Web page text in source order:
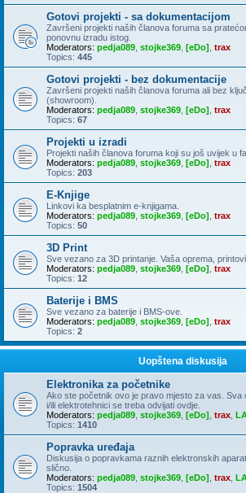
Gotovi projekti - sa dokumentacijom
Završeni projekti naših članova foruma sa
ponovnu izradu istog.
Moderators: pedja089 stojke369 [eDo] trax
Topics: 445
Gotovi projekti - bez dokumentacije
Završeni projekti naših članova foruma ali bez
(showroom).
Moderators: pedja089 stojke369 [eDo] trax
Topics: 67
Projekti u izradi
Projekti naših članova foruma koji su još uvijek u
Moderators: pedja089 stojke369 [eDo] trax
Topics: 203
E-Knjige
Linkovi ka besplatnim e-knjigama.
Moderators: pedja089 stojke369 [eDo] trax
Topics: 50
3D Print
Sve vezano za 3D printanje. Vaša oprema,
Moderators: pedja089 stojke369 [eDo] trax
Topics: 12
Baterije i BMS
Sve vezano za baterije i BMS-ove.
Moderators: pedja089 stojke369 [eDo] trax
Topics: 2
Uopštena diskusija
Elektronika za početnike
Ako ste početnik ovo je pravo mjesto za vas. Sva
i/ili elektrotehnici se treba odvijati ovdje.
Moderators: pedja089 stojke369 [eDo] trax
Topics: 1410
Popravka uređaja
Diskusija o popravkama raznih elektronskih
slično.
Moderators: pedja089 stojke369 [eDo] trax
Topics: 1504